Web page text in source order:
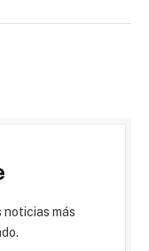
noticias más